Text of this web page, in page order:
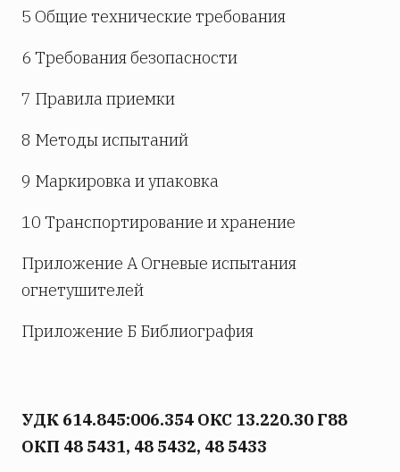
5 Общие технические требования
6 Требования безопасности
7 Правила приемки
8 Методы испытаний
9 Маркировка и упаковка
10 Транспортирование и хранение
Приложение А Огневые испытания
огнетушителей
Приложение Б Библиография
УДК 614.845:006.354 ОКС 13.220.30 Г88
ОКП 48 5431, 48 5432, 48 5433